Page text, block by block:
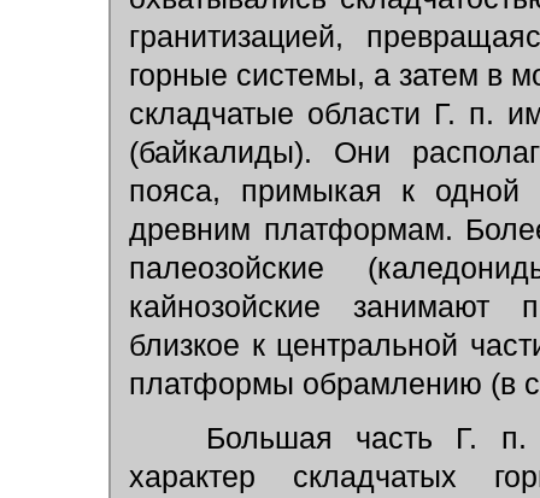
гранитизацией,
горные системы, а затем в
складчатые области Г. п.
(байкалиды). Они
пояса, примыкая к
древним платформам.
палеозойские
кайнозойские занимают
близкое к центральной
платформы обрамлению (в
Большая часть Г. п.
характер складчатых